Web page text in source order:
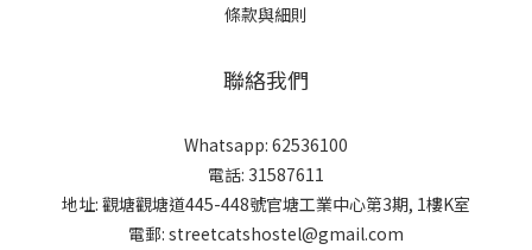
條款與細則
聯絡我們
Whatsapp: 62536100
電話: 31587611
地址: 觀塘觀塘道445-448號官塘工業中心第3期, 1樓K室
電郵: streetcatshostel@gmail.com